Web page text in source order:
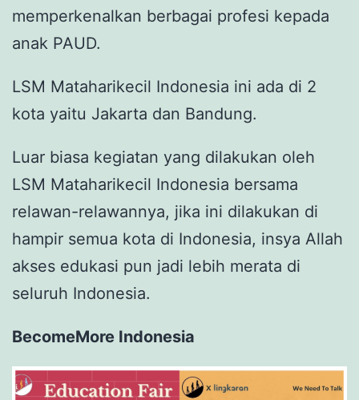
memperkenalkan berbagai profesi kepada
anak PAUD.
LSM Mataharikecil Indonesia ini ada di 2
kota yaitu Jakarta dan Bandung.
Luar biasa kegiatan yang dilakukan oleh
LSM Mataharikecil Indonesia bersama
relawan-relawannya, jika ini dilakukan di
hampir semua kota di Indonesia, insya Allah
akses edukasi pun jadi lebih merata di
seluruh Indonesia.
BecomeMore Indonesia